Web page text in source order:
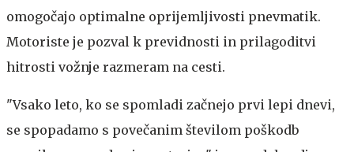
omogočajo optimalne oprijemljivosti pnevmatik.
Motoriste je pozval k previdnosti in prilagoditvi
hitrosti vožnje razmeram na cesti.
"Vsako leto, ko se spomladi začnejo prvi lepi dnevi,
se spopadamo s povečanim številom poškodb